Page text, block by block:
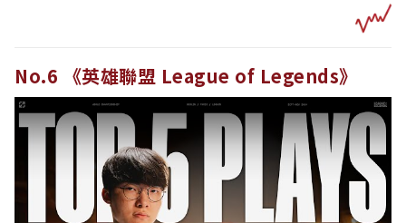
No.6 《英雄聯盟 League of Legends》